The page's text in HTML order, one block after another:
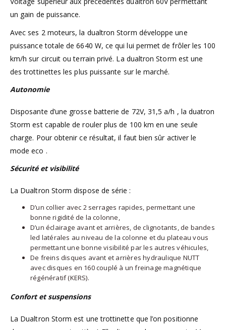
un gain de puissance.
Avec ses 2 moteurs, la dualtron Storm développe une
puissance totale de 6640 W, ce qui lui permet de frôler les 100
km/h sur circuit ou terrain privé. La dualtron Storm est une
des trottinettes les plus puissante sur le marché.
Autonomie
Disposante d’une grosse batterie de 72V, 31,5 a/h , la duatron
Storm est capable de rouler plus de 100 km en une seule
charge. Pour obtenir ce résultat, il faut bien sûr activer le
mode eco .
Sécurité et visibilité
La Dualtron Storm dispose de série :
D’un collier avec 2 serrages rapides, permettant une
bonne rigidité de la colonne,
D’un éclairage avant et arrières, de clignotants, de bandes
led latérales au niveau de la colonne et du plateau vous
permettant une bonne visibilité par les autres véhicules,
De freins disques avant et arrières hydraulique NUTT
avec disques en 160 couplé à un freinage magnétique
régénératif (KERS).
Confort et suspensions
La Dualtron Storm est une trottinette que l’on positionne